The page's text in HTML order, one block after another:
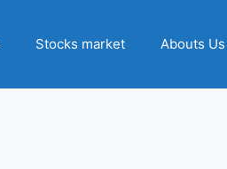
Stocks market Abouts Us